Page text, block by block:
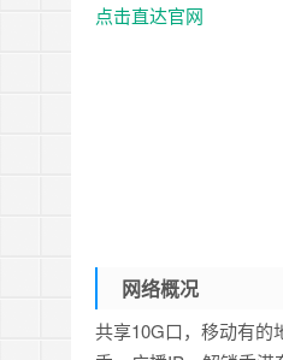
点击直达官网
网络概况
共享10G口，移动有的